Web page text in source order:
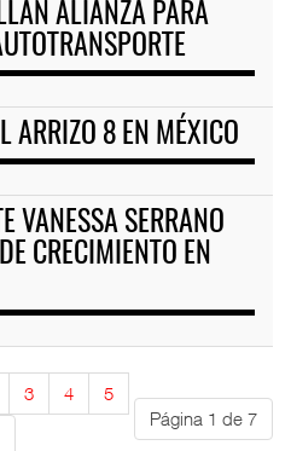
ALIANZA PARA
ARRIZO 8 EN MÉXICO
VANESSA SERRANO
CRECIMIENTO EN
Página 1 de 7
3 4
5